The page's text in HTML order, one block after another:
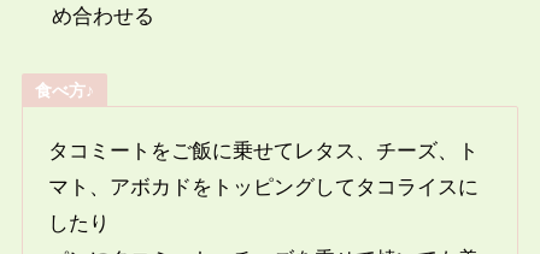
め合わせる
食べ方♪
タコミートをご飯に乗せてレタス、チーズ、ト
マト、アボカドをトッピングしてタコライスに
したり